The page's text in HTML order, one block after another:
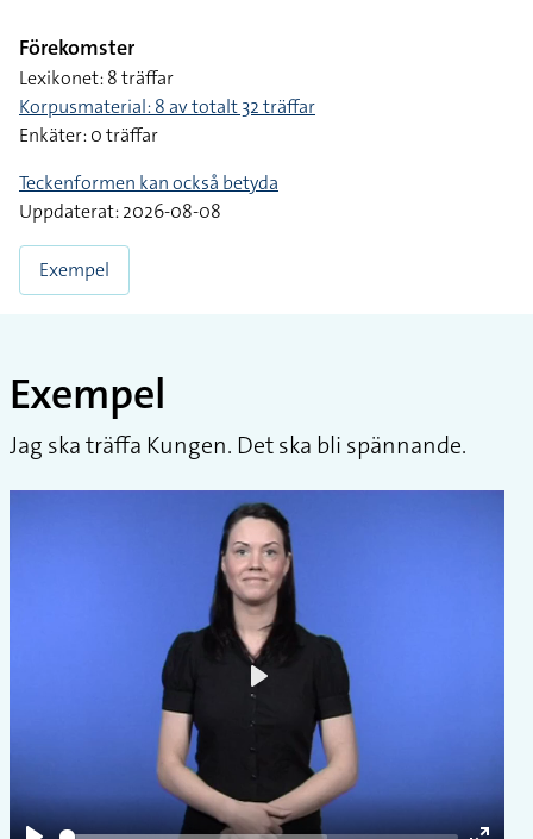
Förekomster
Lexikonet: 8 träffar
Korpusmaterial: 8 av totalt 32 träffar
Enkäter: 0 träffar
Teckenformen kan också betyda
Uppdaterat: 2026-08-08
Exempel
Exempel
Jag ska träffa Kungen. Det ska bli spännande.